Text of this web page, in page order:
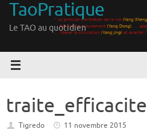
Passer
contenu
TaoPratique
Le TAO au quotidien
traite_efficacite
Tigredo
11 novembre 2015